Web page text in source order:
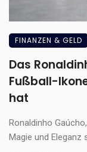
FINANZEN & GELD
Das
Fußball-
hat
Ronaldinho
Magie und Eleganz